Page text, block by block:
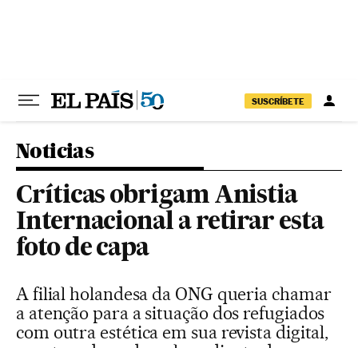
SUSCRÍBETE
Noticias
Críticas obrigam Anistia
Internacional a retirar esta
foto de capa
A filial holandesa da ONG queria chamar
a atenção para a situação dos refugiados
com outra estética em sua revista digital,